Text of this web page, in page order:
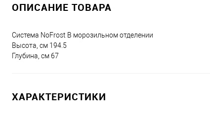
ОПИСАНИЕ ТОВАРА
Система NoFrost В морозильном отделении
Высота, см 194.5
Глубина, см 67
ХАРАКТЕРИСТИКИ